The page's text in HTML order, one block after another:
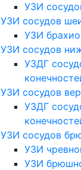
УЗИ
УЗИ сосудов
УЗИ
УЗИ сосудов
УЗДГ
УЗИ сосудов
УЗДГ
УЗИ сосудов
УЗИ
УЗИ